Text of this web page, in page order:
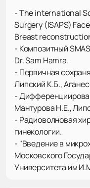
- The international
Surgery (ISAPS)
Breast
- Композитный
Dr. Sam Hamra.
- Первичная
Липский К.Б.,
-
Мантурова Н.Е.,
- Радиоволновая
гинекологии.
- "Введение в
Московского
Университета им